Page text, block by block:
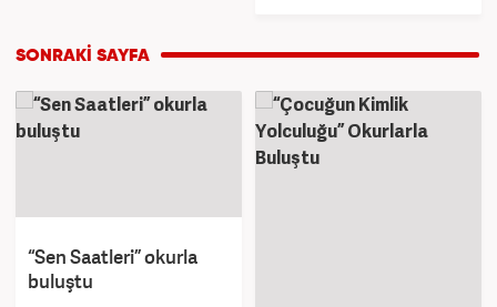
“Sen Saatleri” okurla
buluştu